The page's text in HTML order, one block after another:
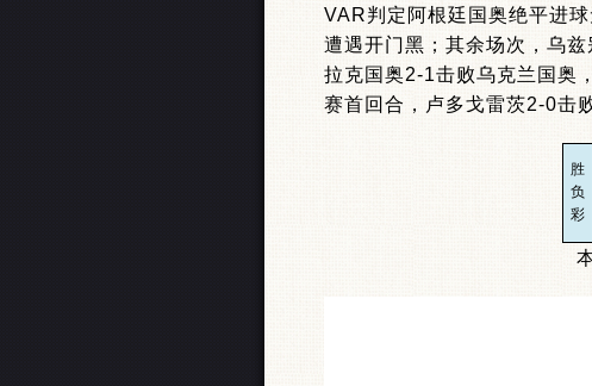
VAR判定阿根廷国奥绝平进
遭遇开门黑；其余场次，乌
拉克国奥2-1击败乌克兰国奥
赛首回合，卢多戈雷茨2-0击
胜
负
彩
本